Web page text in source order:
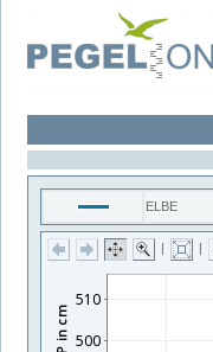
ELBE
| |